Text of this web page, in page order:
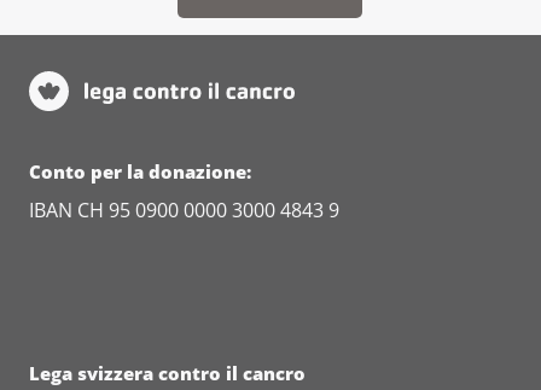
Conto per la donazione:
IBAN CH 95 0900 0000 3000 4843 9
Lega svizzera contro il cancro